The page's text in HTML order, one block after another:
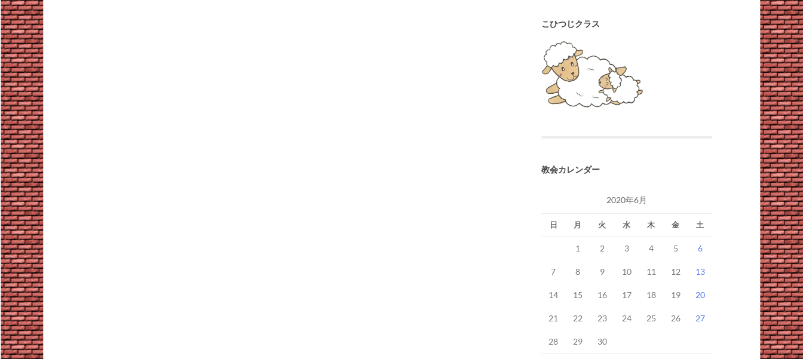
こひつじクラス
教会カレンダー
2020年6月
日 月 火 水 木 金 土
1 2 3 4 5 6
7 8 9 10 11 12 13
14 15 16 17 18 19 20
21 22 23 24 25 26 27
28 29 30